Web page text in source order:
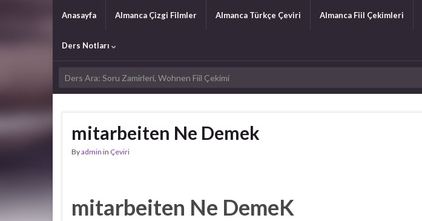
Anasayfa Almanca Çizgi Filmler Almanca Türkçe Çeviri Almanca Fiil Çekimleri
Ders Notları
mitarbeiten Ne Demek
Byadmin in Çeviri
mitarbeiten Ne DemeK